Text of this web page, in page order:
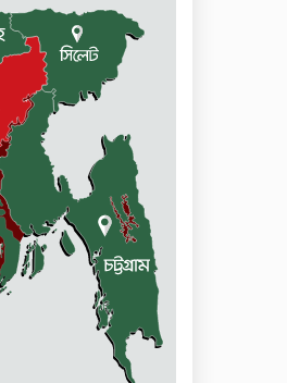
দুর্গাপুরে ৬৩ বোতল
আটক -২
ব্রাদার্স সোশাল
এসোসিয়েশনের
কর্মসূচী
স্বাস্থ্য কম্প্লেক্স
মোমেনুল এর অকাল
উদ্যোগে ফ্রি